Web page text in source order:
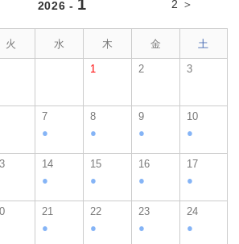
2026 - 1 2 ＞
火 水 木 金 土
1 2 3
7
●
8
●
9
●
10
●
14
●
15
●
16
●
17
●
21
●
22
●
23
●
24
●